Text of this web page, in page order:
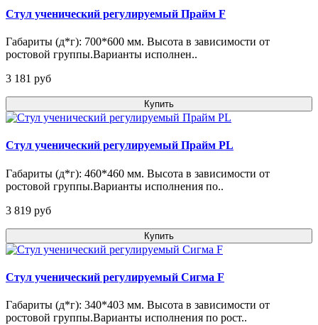
Стул ученический регулируемый Прайм F
Габариты (д*г): 700*600 мм. Высота в зависимости от
ростовой группы.Варианты исполнен..
3 181 pуб
Купить
Стул ученический регулируемый Прайм PL
Габариты (д*г): 460*460 мм. Высота в зависимости от
ростовой группы.Варианты исполнения по..
3 819 pуб
Купить
Стул ученический регулируемый Сигма F
Габариты (д*г): 340*403 мм. Высота в зависимости от
ростовой группы.Варианты исполнения по рост..